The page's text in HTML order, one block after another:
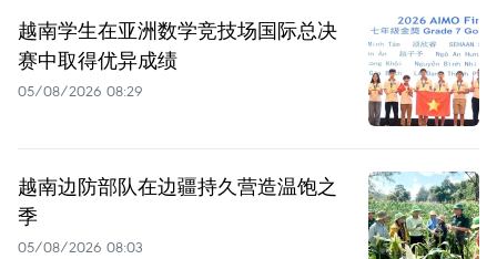
越南学生在亚洲数学竞技场国际总决
赛中取得优异成绩
05/08/2026 08:29
越南边防部队在边疆持久营造温饱之
季
05/08/2026 08:03